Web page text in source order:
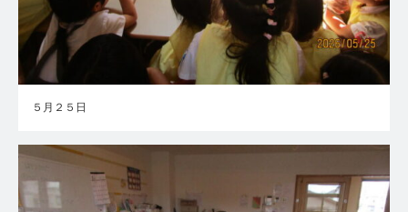
５月２５日